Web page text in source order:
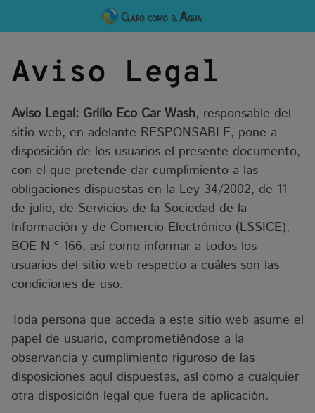
Aviso Legal
Aviso Legal: Grillo Eco Car Wash, responsable del
sitio web, en adelante RESPONSABLE, pone a
disposición de los usuarios el presente documento,
con el que pretende dar cumplimiento a las
obligaciones dispuestas en la Ley 34/2002, de 11
de julio, de Servicios de la Sociedad de la
Información y de Comercio Electrónico (LSSICE),
BOE N º 166, así como informar a todos los
usuarios del sitio web respecto a cuáles son las
condiciones de uso.
Toda persona que acceda a este sitio web asume el
papel de usuario, comprometiéndose a la
observancia y cumplimiento riguroso de las
disposiciones aquí dispuestas, así como a cualquier
otra disposición legal que fuera de aplicación.